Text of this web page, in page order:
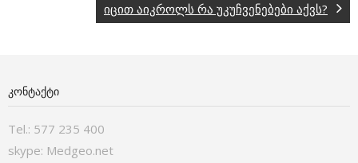
იცით აიკროლს რა უკუჩვენებები აქვს?
ᲙᲝᲜᲢᲐᲥᲢᲘ
Tel.: 577 235 400
skype: Medgeo.net